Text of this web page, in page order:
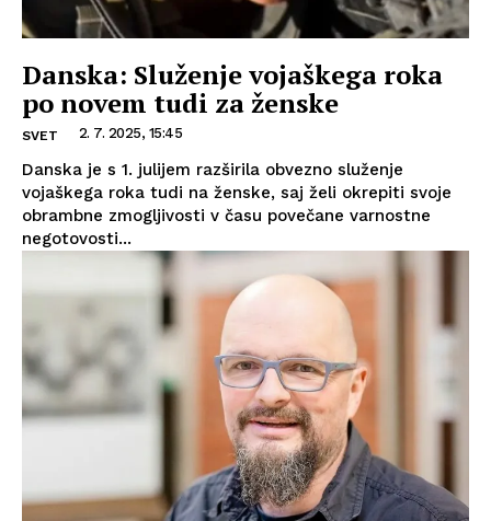
Danska: Služenje vojaškega roka
po novem tudi za ženske
SVET 2. 7. 2025, 15:45
Danska je s 1. julijem razširila obvezno služenje
vojaškega roka tudi na ženske, saj želi okrepiti svoje
obrambne zmogljivosti v času povečane varnostne
negotovosti...